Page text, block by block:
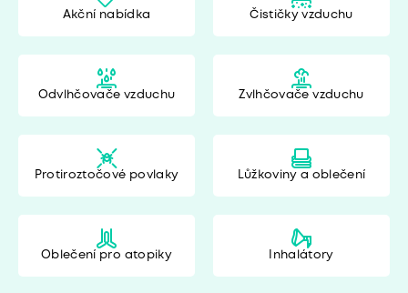
Akční nabídka Čističky vzduchu
Odvlhčovače vzduchu Zvlhčovače vzduchu
Protiroztočové povlaky Lůžkoviny a oblečení
Oblečení pro atopiky Inhalátory